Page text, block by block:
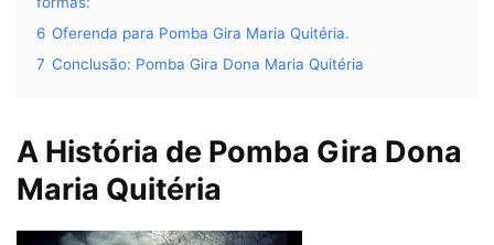
6 Oferenda para Pomba Gira Maria Quitéria.
7 Conclusão: Pomba Gira Dona Maria Quitéria
A História de Pomba Gira Dona
Maria Quitéria